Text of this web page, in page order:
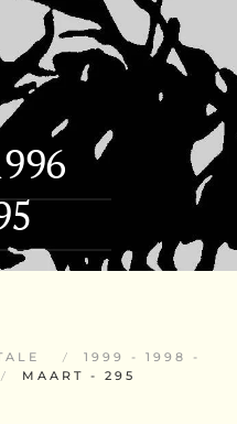
1999 - 1998 -
MAART - 295